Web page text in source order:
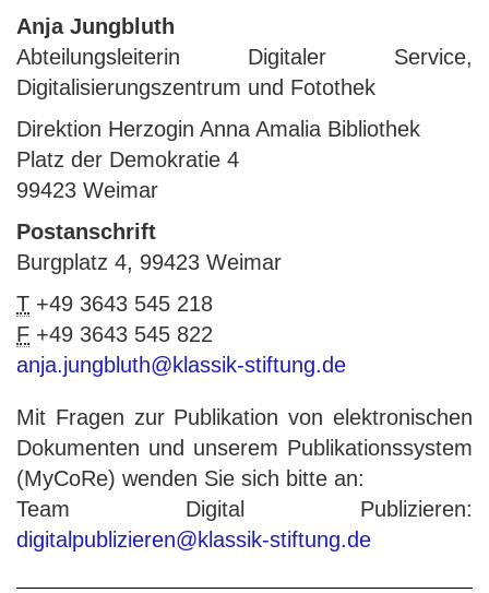
Anja Jungbluth
Abteilungsleiterin Digitaler Service,
Digitalisierungszentrum und Fotothek
Direktion Herzogin Anna Amalia Bibliothek
Platz der Demokratie 4
99423 Weimar
Postanschrift
Burgplatz 4, 99423 Weimar
T +49 3643 545 218
F +49 3643 545 822
anja.jungbluth@klassik-stiftung.de
Mit Fragen zur Publikation von elektronischen
Dokumenten und unserem Publikationssystem
(MyCoRe) wenden Sie sich bitte an:
Team Digital Publizieren:
digitalpublizieren@klassik-stiftung.de